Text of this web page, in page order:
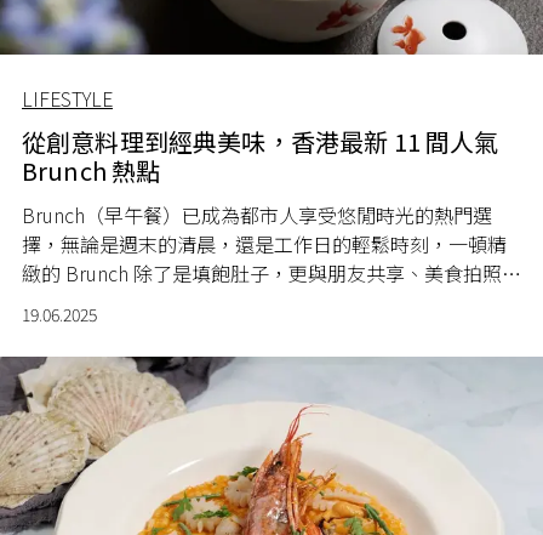
LIFESTYLE
從創意料理到經典美味，香港最新 11 間人氣
Brunch 熱點
Brunch（早午餐）已成為都市人享受悠閒時光的熱門選
擇，無論是週末的清晨，還是工作日的輕鬆時刻，一頓精
緻的 Brunch 除了是填飽肚子，更與朋友共享、美食拍照留
念的生活儀式。從文青小店到時尚餐廳，從創意料理到經
典美味，各具特色的 Brunch 目的地成為了社交媒體上炙手
可熱的打卡新寵。無論你是追求視覺與味覺的雙重享受，
還是尋找寧靜角落的心靈慰藉，今次為你精選香港近期 10
間最值得一試的 Brunch 熱點。
19.06.2025